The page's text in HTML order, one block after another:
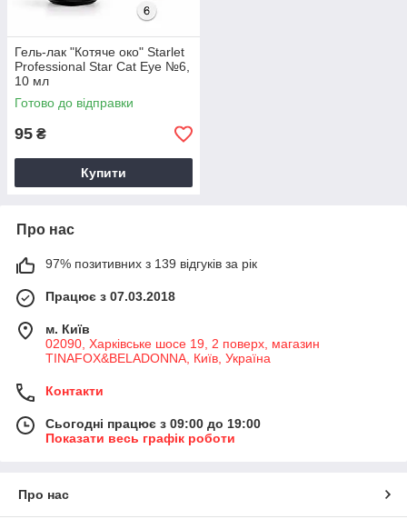
Гель-лак "Котяче око" Starlet
Professional Star Cat Eye №6,
10 мл
Готово до відправки
95 ₴
Купити
Про нас
97% позитивних з 139 відгуків за рік
Працює з 07.03.2018
м. Київ
02090, Харківське шосе 19, 2 поверх, магазин
TINAFOX&BELADONNA, Київ, Україна
Контакти
Сьогодні працює з 09:00 до 19:00
Показати весь графік роботи
Про нас